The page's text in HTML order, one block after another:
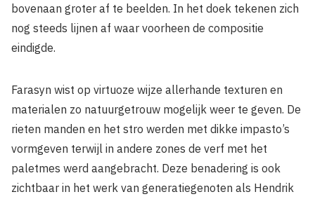
bovenaan groter af te beelden. In het doek tekenen zich
nog steeds lijnen af waar voorheen de compositie
eindigde.
Farasyn wist op virtuoze wijze allerhande texturen en
materialen zo natuurgetrouw mogelijk weer te geven. De
rieten manden en het stro werden met dikke impasto’s
vormgeven terwijl in andere zones de verf met het
paletmes werd aangebracht. Deze benadering is ook
zichtbaar in het werk van generatiegenoten als Hendrik